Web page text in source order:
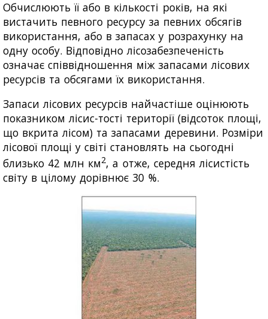
Обчислюють її або в кількості років, на які
вистачить певного ресурсу за певних обсягів
використання, або в запасах у розрахунку на
одну особу. Відповідно лісозабезпеченість
означає співвідношення між запасами лісових
ресурсів та обсягами їх використання.
Запаси лісових ресурсів найчастіше оцінюють
показником лісис-тості території (відсоток площі,
що вкрита лісом) та запасами деревини. Розміри
лісової площі у світі становлять на сьогодні
близько 42 млн км2, а отже, середня лісистість
світу в цілому дорівнює 30 %.